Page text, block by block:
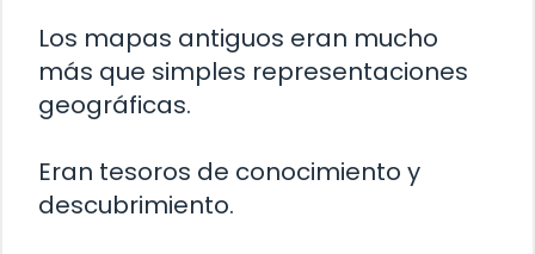
Los mapas antiguos eran mucho
más que simples representaciones
geográficas.
Eran tesoros de conocimiento y
descubrimiento.